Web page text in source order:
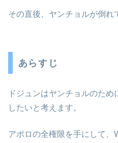
その直後、ヤンチョルが倒れ
あらすじ
ドジュンはヤンチョルのた
したいと考えます。
アポロの全権限を手にして、